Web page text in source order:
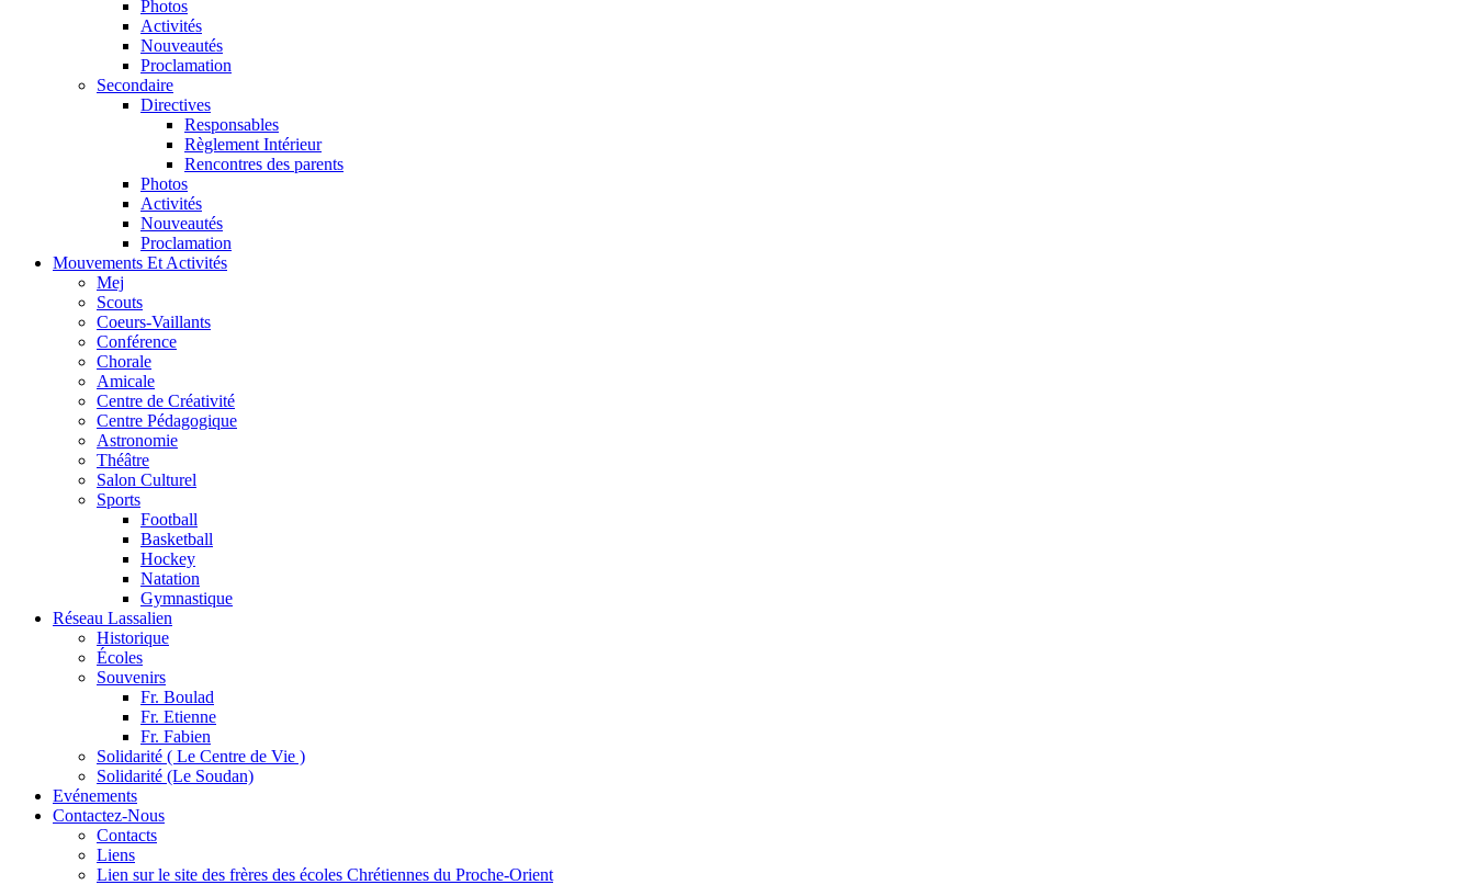
Photos
Activités
Nouveautés
Proclamation
Secondaire
Directives
Responsables
Règlement Intérieur
Rencontres des parents
Photos
Activités
Nouveautés
Proclamation
Mouvements Et Activités
Mej
Scouts
Coeurs-Vaillants
Conférence
Chorale
Amicale
Centre de Créativité
Centre Pédagogique
Astronomie
Théâtre
Salon Culturel
Sports
Football
Basketball
Hockey
Natation
Gymnastique
Réseau Lassalien
Historique
Écoles
Souvenirs
Fr. Boulad
Fr. Etienne
Fr. Fabien
Solidarité ( Le Centre de Vie )
Solidarité (Le Soudan)
Evénements
Contactez-Nous
Contacts
Liens
Lien sur le site des frères des écoles Chrétiennes du Proche-Orient